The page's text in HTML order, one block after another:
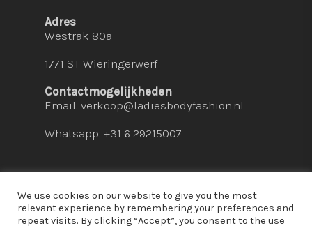
Adres
Westrak 80a
1771 ST Wieringerwerf
Contactmogelijkheden
Email: verkoop@ladiesbodyfashion.nl
Whatsapp: +31 6 29215007
We use cookies on our website to give you the most
relevant experience by remembering your preferences and
repeat visits. By clicking “Accept”, you consent to the use